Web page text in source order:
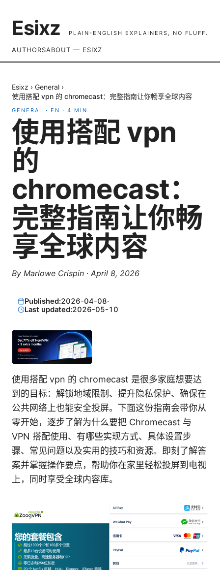
Esixz PLAIN-ENGLISH EXPLAINERS, NO FLUFF.
AUTHORSABOUT — ESIXZ
Esixz › General ›
使用搭配 vpn 的 chromecast：完整指南让你畅享全球内容
GENERAL · EN · 4 MIN
使用搭配 vpn
的
chromecast：
完整指南让你畅
享全球内容
By Marlowe Crispin · April 8, 2026
Published:2026-04-08·
Last updated:2026-05-10
使用搭配 vpn 的 chromecast 是很多家庭想要达
到的目标：解锁地域限制、提升隐私保护、确保在
公共网络上也能安全投屏。下面这份指南会带你从
零开始，逐步了解为什么要把 Chromecast 与
VPN 搭配使用、有哪些实现方式、具体设置步
骤、常见问题以及实用的技巧和资源。即刻了解答
案并掌握操作要点，帮助你在家里轻松投屏到电视
上，同时享受全球内容库。